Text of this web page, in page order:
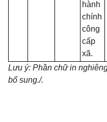
hành
chính
công
cấp
xã.
Lưu ý: Phần chữ in
bổ sung./.